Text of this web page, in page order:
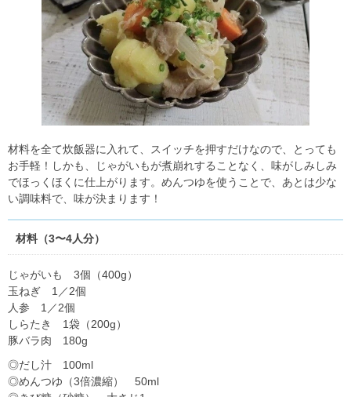
材料を全て炊飯器に入れて、スイッチを押すだけなので、とっても
お手軽！しかも、じゃがいもが煮崩れすることなく、味がしみしみ
でほっくほくに仕上がります。めんつゆを使うことで、あとは少な
い調味料で、味が決まります！
材料（3〜4人分）
じゃがいも 3個（400g）
玉ねぎ 1／2個
人参 1／2個
しらたき 1袋（200g）
豚バラ肉 180g
◎だし汁 100ml
◎めんつゆ（3倍濃縮） 50ml